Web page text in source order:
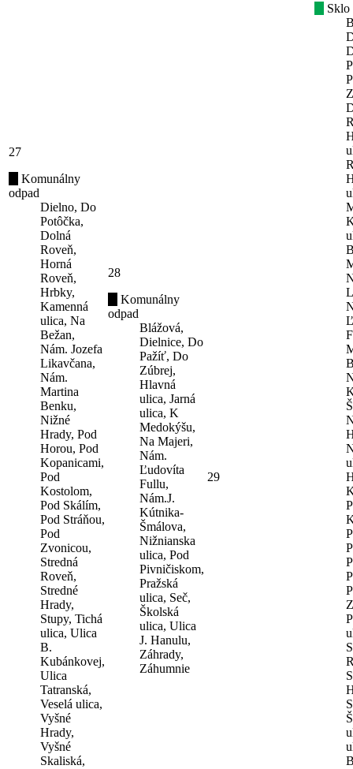
27
Komunálny
odpad
Dielno, Do
Potôčka,
Dolná
Roveň,
Horná
Roveň,
Hrbky,
Kamenná
ulica, Na
Bežan,
Nám. Jozefa
Likavčana,
Nám.
Martina
Benku,
Nižné
Hrady, Pod
Horou, Pod
Kopanicami,
Pod
Kostolom,
Pod Skálím,
Pod Stráňou,
Pod
Zvonicou,
Stredná
Roveň,
Stredné
Hrady,
Stupy, Tichá
ulica, Ulica
B.
Kubánkovej,
Ulica
Tatranská,
Veselá ulica,
Vyšné
Hrady,
Vyšné
Skaliská,
28
Komunálny
odpad
Blážová,
Dielnice, Do
Pažíť, Do
Zúbrej,
Hlavná
ulica, Jarná
ulica, K
Medokýšu,
Na Majeri,
Nám.
Ľudovíta
Fullu,
Nám.J.
Kútnika-
Šmálova,
Nižnianska
ulica, Pod
Pivničiskom,
Pražská
ulica, Seč,
Školská
ulica, Ulica
J. Hanulu,
Záhrady,
Záhumnie
29
Sklo